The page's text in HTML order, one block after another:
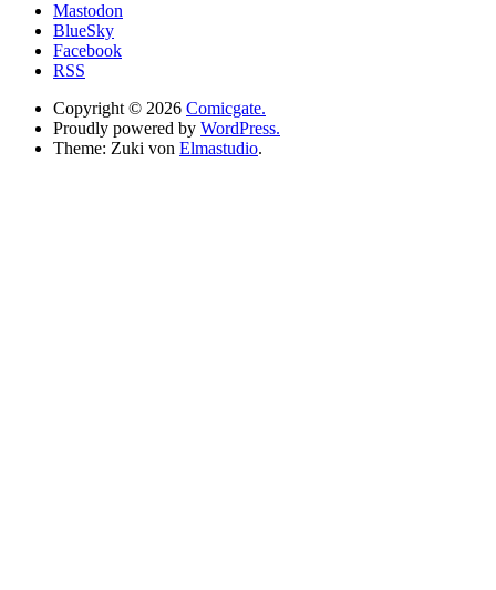
Mastodon
BlueSky
Facebook
RSS
Copyright © 2026 Comicgate.
Proudly powered by WordPress.
Theme: Zuki von Elmastudio.